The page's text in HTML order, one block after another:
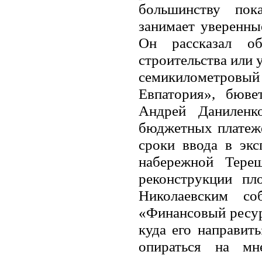
большинству
занимает
Он рассказал
строительства
Евпатория»,
Андрей
бюджетных
сроки ввода в
набережной
реконструкции
Николаевским
«Финансовый
куда его
опираться на